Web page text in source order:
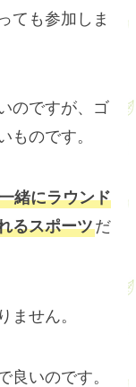
ても参加しま
のですが、ゴ
ものです。
緒にラウンド
るスポーツだ
ません。
良いのです。